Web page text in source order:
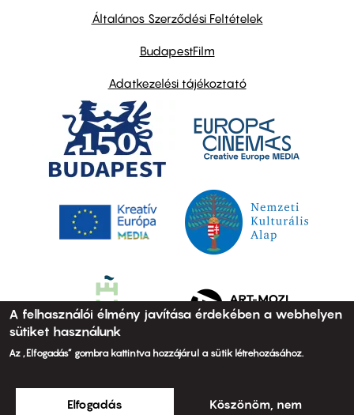
Általános Szerződési Feltételek
BudapestFilm
Adatkezelési tájékoztató
A felhasználói élmény javítása érdekében a webhelyen
sütiket használunk
Az „Elfogadás” gombra kattintva hozzájárul a sütik létrehozásához.
Elfogadás Köszönöm, nem